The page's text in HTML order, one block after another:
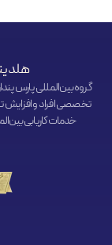
تخصصی افراد و
خدمات کاریابی